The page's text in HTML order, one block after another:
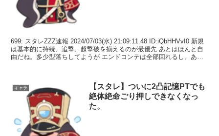
699: スタレZZZ速報 2024/07/03(水) 21:09:11.48 ID:iQbHHVvI0 新規
は基本的に持続、追撃、超撃破を揃えるのが最優先 あとはほんと自
由だね。多少型落ちしてようが エンドコンテは全部回れるし。あと
キャラ
【スタレ】ついに2凸記憶PTでも
絶体絶命ごり押しできなくなっ
た。